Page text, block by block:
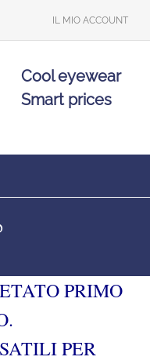
IL MIO ACCOUNT
Cool eyewear
Smart prices
PRIMO
PER